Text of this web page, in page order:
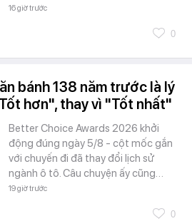
16 giờ trước
0
bánh 138 năm trước là lý
hơn", thay vì "Tốt nhất"
Better Choice Awards 2026 khởi
động đúng ngày 5/8 - cột mốc gắn
với chuyến đi đã thay đổi lịch sử
ngành ô tô. Câu chuyện ấy cũng…
19 giờ trước
0